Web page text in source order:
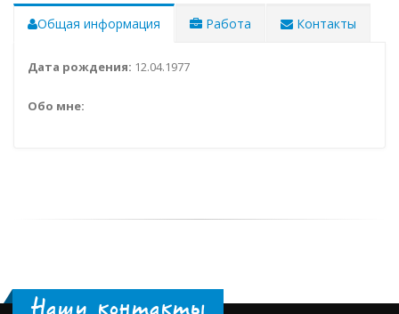
Общая информация Работа Контакты
Дата рождения: 12.04.1977
Обо мне: